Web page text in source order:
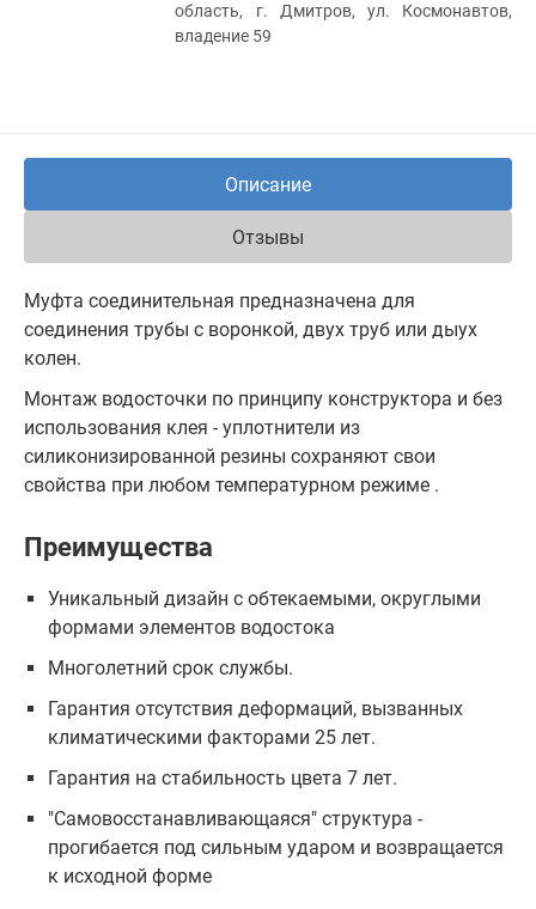
область, г. Дмитров, ул. Космонавтов,
владение 59
Описание
Отзывы
Муфта соединительная предназначена для
соединения трубы с воронкой, двух труб или дыух
колен.
Монтаж водосточки по принципу конструктора и без
использования клея - уплотнители из
силиконизированной резины сохраняют свои
свойства при любом температурном режиме .
Преимущества
Уникальный дизайн с обтекаемыми, округлыми
формами элементов водостока
Многолетний срок службы.
Гарантия отсутствия деформаций, вызванных
климатическими факторами 25 лет.
Гарантия на стабильность цвета 7 лет.
"Самовосстанавливающаяся" структура -
прогибается под сильным ударом и возвращается
к исходной форме